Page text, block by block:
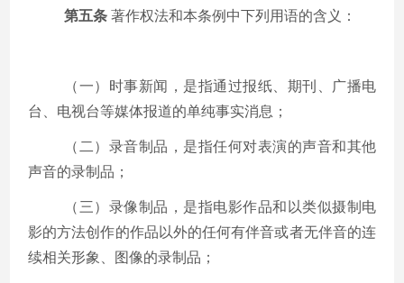
第五条 著作权法和本条例中下列用语的含义：
（一）时事新闻，是指通过报纸、期刊、广播电
台、电视台等媒体报道的单纯事实消息；
（二）录音制品，是指任何对表演的声音和其他
声音的录制品；
（三）录像制品，是指电影作品和以类似摄制电
影的方法创作的作品以外的任何有伴音或者无伴音的连
续相关形象、图像的录制品；